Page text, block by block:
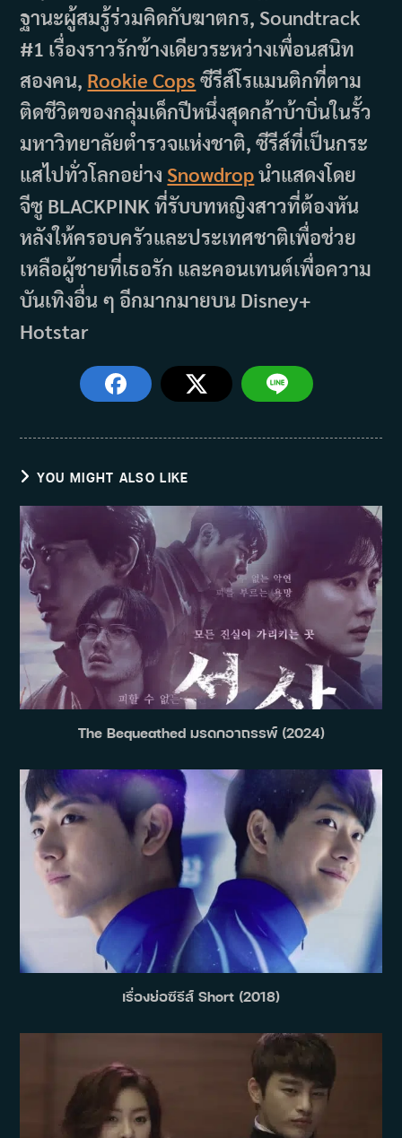
ฐานะผู้สมรู้ร่วมคิดกับฆาตกร, Soundtrack
#1 เรื่องราวรักข้างเดียวระหว่างเพื่อนสนิท
สองคน, Rookie Cops ซีรีส์โรแมนติกที่ตาม
ติดชีวิตของกลุ่มเด็กปีหนึ่งสุดกล้าบ้าบิ่นในรั้ว
มหาวิทยาลัยตำรวจแห่งชาติ, ซีรีส์ที่เป็นกระ
แสไปทั่วโลกอย่าง Snowdropนำแสดงโดย
จีซู BLACKPINK ที่รับบทหญิงสาวที่ต้องหัน
หลังให้ครอบครัวและประเทศชาติเพื่อช่วย
เหลือผู้ชายที่เธอรัก และคอนเทนต์เพื่อความ
บันเทิงอื่น ๆ อีกมากมายบน Disney+
Hotstar
YOU MIGHT ALSO LIKE
The Bequeathed มรดกอาถรรพ์ (2024)
เรื่องย่อซีรีส์ Short (2018)